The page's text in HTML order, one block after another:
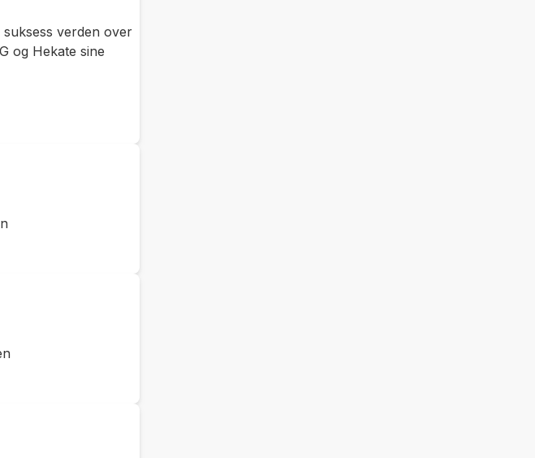
verden over
og Hekate sine